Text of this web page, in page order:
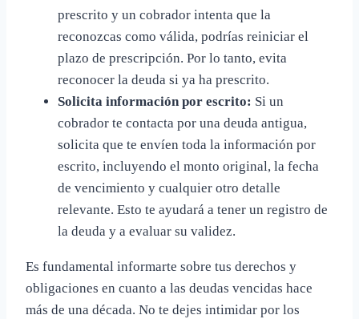
prescrito y un cobrador intenta que la
reconozcas como válida, podrías reiniciar el
plazo de prescripción. Por lo tanto, evita
reconocer la deuda si ya ha prescrito.
Solicita información por escrito: Si un
cobrador te contacta por una deuda antigua,
solicita que te envíen toda la información por
escrito, incluyendo el monto original, la fecha
de vencimiento y cualquier otro detalle
relevante. Esto te ayudará a tener un registro de
la deuda y a evaluar su validez.
Es fundamental informarte sobre tus derechos y
obligaciones en cuanto a las deudas vencidas hace
más de una década. No te dejes intimidar por los